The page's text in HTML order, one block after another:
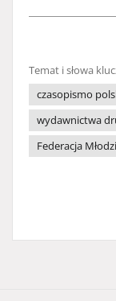
Temat i słowa
czasopismo
wydawnictwa
Federacja